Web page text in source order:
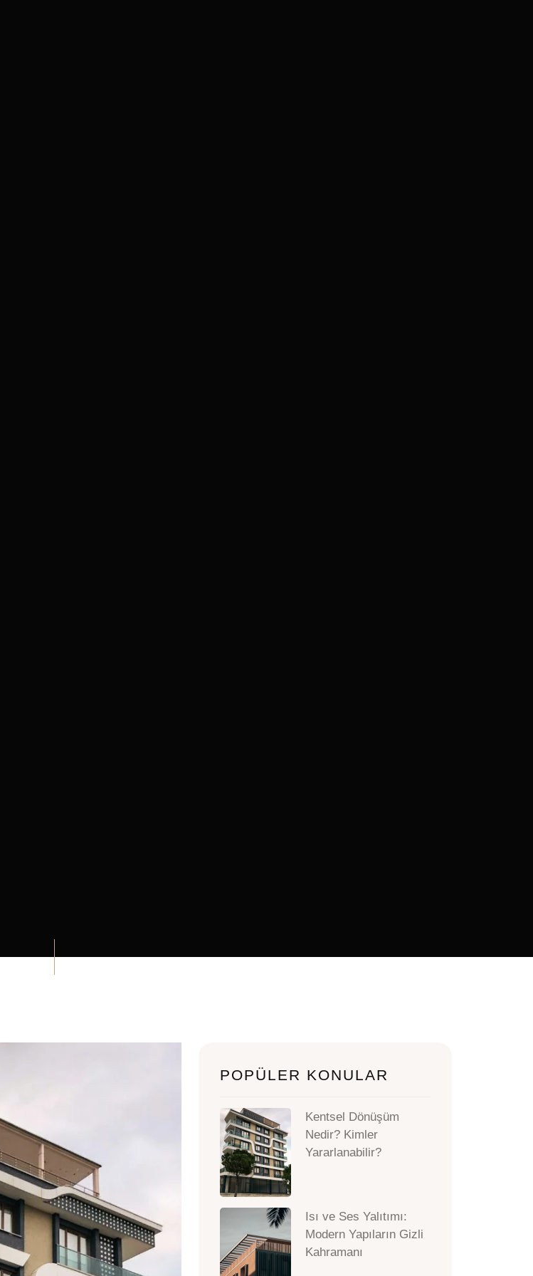
POPÜLER KONULAR
Kentsel Dönüşüm
Nedir? Kimler
Yararlanabilir?
Isı ve Ses Yalıtımı:
Modern Yapıların Gizli
Kahramanı